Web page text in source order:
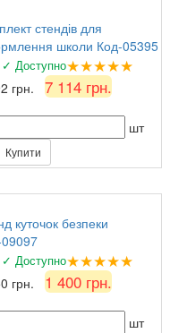
стендів для
школи Код-05395
✓ Доступно★★★★★
грн. 7 114 грн.
шт
Купити
куточок безпеки
✓ Доступно★★★★★
грн. 1 400 грн.
шт